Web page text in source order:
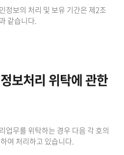
정보의 처리 및 보유 기간은 제2조
같습니다.
보처리 위탁에 관한
업무를 위탁하는 경우 다음 각 호의
여 처리하고 있습니다.